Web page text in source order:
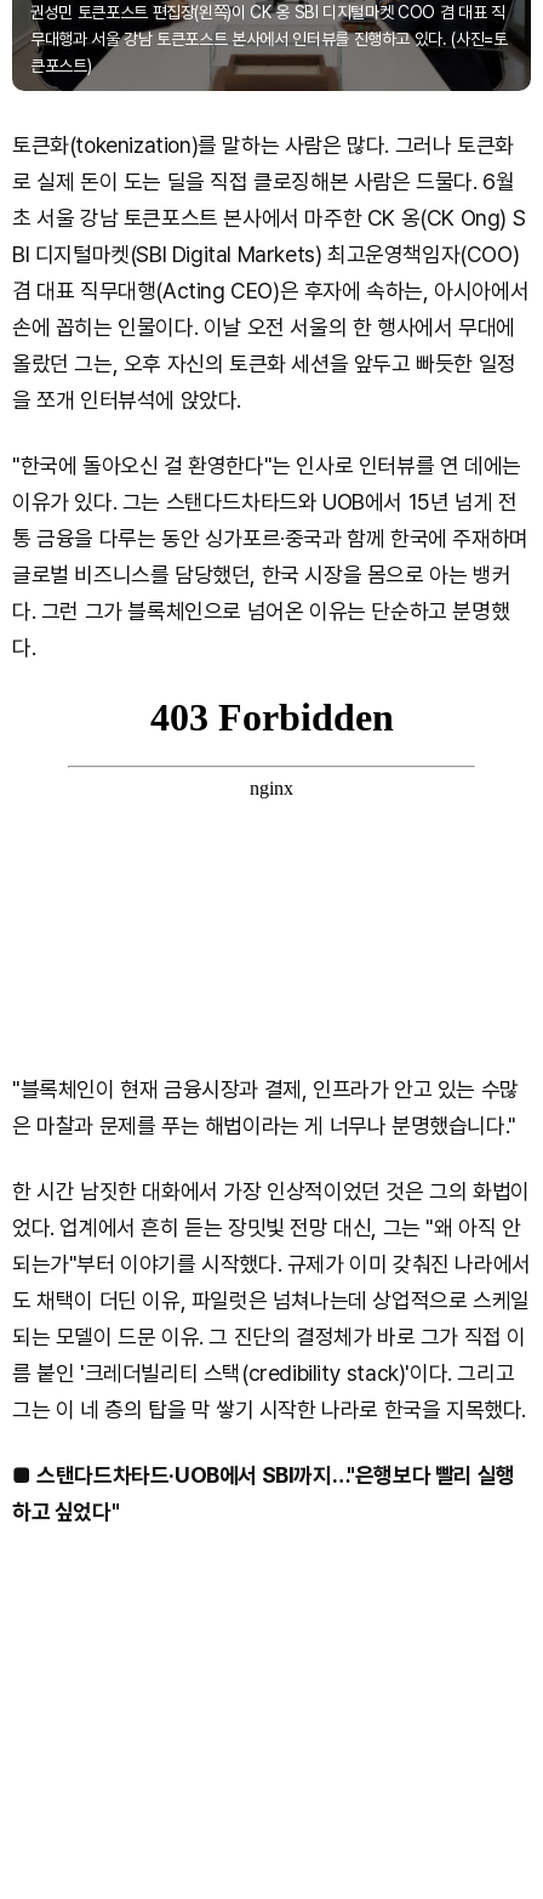
권성민 토큰포스트 편집장(왼쪽)이 CK 옹 SBI 디지털마켓 COO 겸 대표 직
무대행과 서울 강남 토큰포스트 본사에서 인터뷰를 진행하고 있다. (사진=토
큰포스트)
토큰화(tokenization)를 말하는 사람은 많다. 그러나 토큰화
로 실제 돈이 도는 딜을 직접 클로징해본 사람은 드물다. 6월
초 서울 강남 토큰포스트 본사에서 마주한 CK 옹(CK Ong) S
BI 디지털마켓(SBI Digital Markets) 최고운영책임자(COO)
겸 대표 직무대행(Acting CEO)은 후자에 속하는, 아시아에서
손에 꼽히는 인물이다. 이날 오전 서울의 한 행사에서 무대에
올랐던 그는, 오후 자신의 토큰화 세션을 앞두고 빠듯한 일정
을 쪼개 인터뷰석에 앉았다.
"한국에 돌아오신 걸 환영한다"는 인사로 인터뷰를 연 데에는
이유가 있다. 그는 스탠다드차타드와 UOB에서 15년 넘게 전
통 금융을 다루는 동안 싱가포르·중국과 함께 한국에 주재하며
글로벌 비즈니스를 담당했던, 한국 시장을 몸으로 아는 뱅커
다. 그런 그가 블록체인으로 넘어온 이유는 단순하고 분명했
다.
"블록체인이 현재 금융시장과 결제, 인프라가 안고 있는 수많
은 마찰과 문제를 푸는 해법이라는 게 너무나 분명했습니다."
한 시간 남짓한 대화에서 가장 인상적이었던 것은 그의 화법이
었다. 업계에서 흔히 듣는 장밋빛 전망 대신, 그는 "왜 아직 안
되는가"부터 이야기를 시작했다. 규제가 이미 갖춰진 나라에서
도 채택이 더딘 이유, 파일럿은 넘쳐나는데 상업적으로 스케일
되는 모델이 드문 이유. 그 진단의 결정체가 바로 그가 직접 이
름 붙인 '크레더빌리티 스택(credibility stack)'이다. 그리고
그는 이 네 층의 탑을 막 쌓기 시작한 나라로 한국을 지목했다.
■스탠다드차타드·UOB에서 SBI까지…"은행보다 빨리 실행
하고 싶었다"